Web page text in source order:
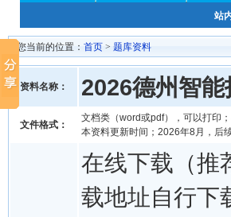
站
您当前的位置： 首页 > 题库资料
资料名称： 2026德州智
文件格式：
文档类（word或pdf），可以打印
本资料更新时间；2026年8月，后
在线下载（推
载地址自行下